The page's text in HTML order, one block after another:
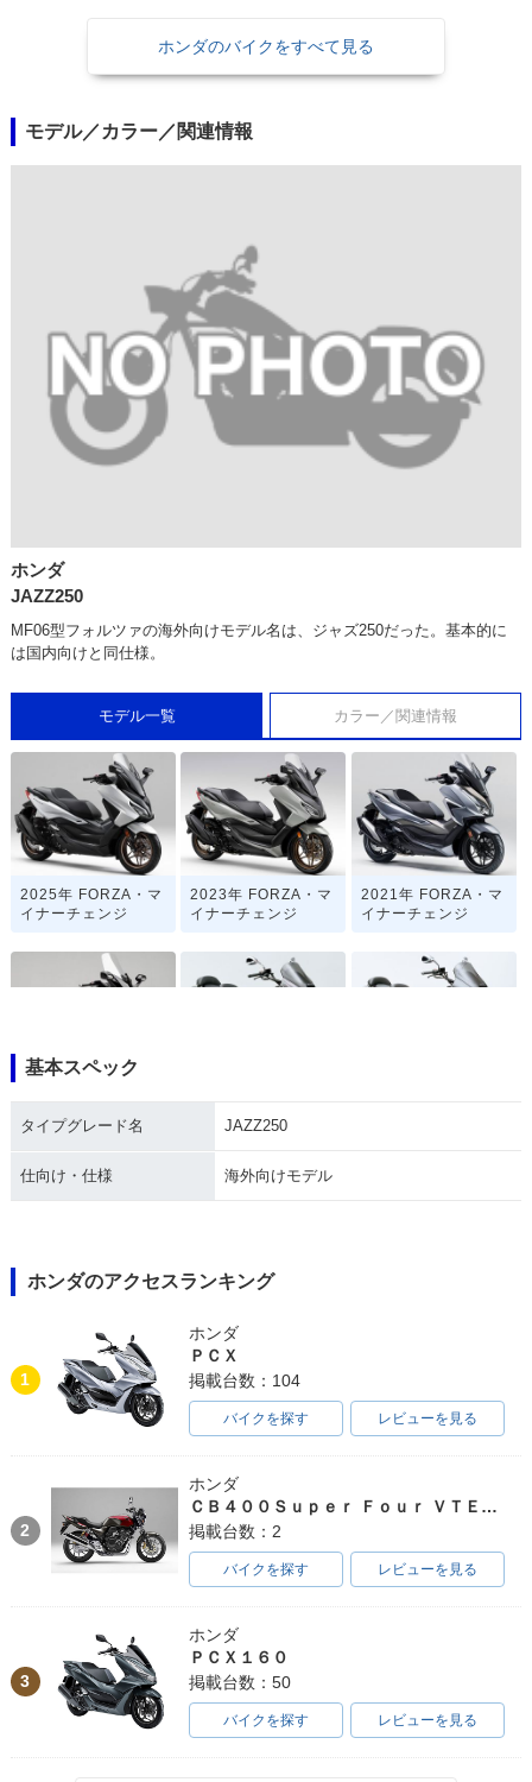
ホンダのバイクをすべて見る
モデル／カラー／関連情報
ホンダ
JAZZ250
MF06型フォルツァの海外向けモデル名は、ジャズ250だった。基本的に
は国内向けと同仕様。
モデル一覧 カラー／関連情報
2025年 FORZA・マ
イナーチェンジ
2023年 FORZA・マ
イナーチェンジ
2021年 FORZA・マ
イナーチェンジ
別・限定仕様
cial・特別・限定仕
イナーチェンジ
2000年 FORZA・カ
ラーチェンジ
2000年 FORZA・新
登場
基本スペック
タイプグレード名 JAZZ250
仕向け・仕様 海外向けモデル
ホンダのアクセスランキング
1
ホンダ
ＰＣＸ
掲載台数：104
バイクを探す レビューを見る
2
ホンダ
ＣＢ４００Ｓｕｐｅｒ Ｆｏｕｒ ＶＴＥＣ ＳＰＥＣ３
掲載台数：2
バイクを探す レビューを見る
3
ホンダ
ＰＣＸ１６０
掲載台数：50
バイクを探す レビューを見る